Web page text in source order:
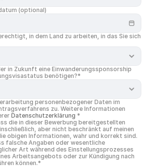
(optional)
in dem Land zu arbeiten, in das Sie sich
in Zukunft eine Einwanderungssponsorship
benötigen?*
personenbezogener Daten im
zu. Weitere Informationen
Datenschutzerklärung *
die in dieser Bewerbung bereitgestellten
aber nicht beschränkt auf meinen
obigen Informationen, wahr und korrekt sind.
falsche Angaben oder wesentliche
Art während des Einstellungsprozesses
Arbeitsangebots oder zur Kündigung nach
können.*